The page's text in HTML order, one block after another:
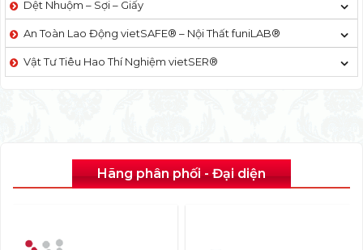
Dệt Nhuộm – Sợi – Giấy
An Toàn Lao Động vietSAFE® – Nội Thất funiLAB®
Vật Tư Tiêu Hao Thí Nghiệm vietSER®
Hãng phân phối - Đại diện